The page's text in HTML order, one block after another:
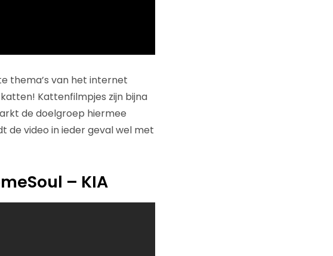
thema’s van het internet
Kattenfilmpjes zijn bijna
de doelgroep hiermee
de video in ieder geval wel met
– KIA